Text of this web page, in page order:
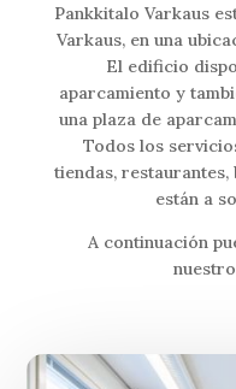
Pankkitalo Varkaus
Varkaus, en una
El edificio
aparcamiento y
una plaza de
Todos los
tiendas,
están a
A continuación